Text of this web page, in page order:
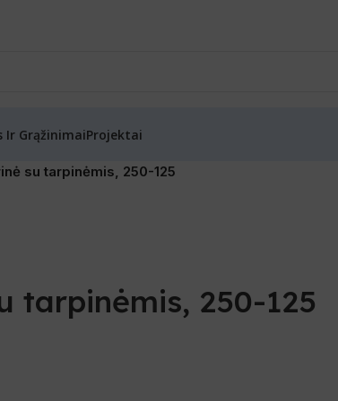
Ir GrąžinimaiProjektai
su tarpinėmis, 250-125
tarpinėmis, 250-125